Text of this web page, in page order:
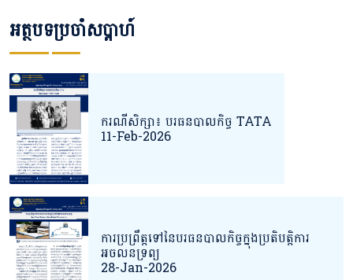
អត្ថបទប្រចាំសប្តាហ៍
ករណីសិក្សា៖ បរធនបាលកិច្ច TATA
11-Feb-2026
ការប្រព្រឹត្តទៅនៃបរធនបាលកិច្ចក្នុងប្រតិបតិ្តការ
អចលនទ្រព្យ
28-Jan-2026